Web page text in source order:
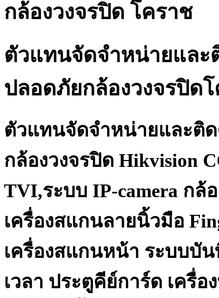
กล้องวงจรปิด โคราช
ตัวแทนจัดจำหน่ายและ
ปลอดภัยกล้องวงจรปิด
ตัวแทนจัดจำหน่ายและติ
กล้องวงจรปิด Hikvision
TVI,ระบบ IP-camera กล้
เครื่องสแกนลายนิ้วมือ
เครื่องสแกนหน้า ระบบบัน
เวลา ประตูคีย์การ์ด เครื่